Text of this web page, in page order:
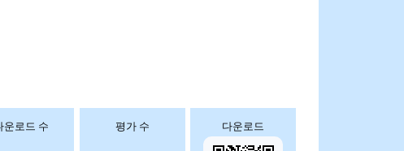
운로드 수 평가 수 다운로드